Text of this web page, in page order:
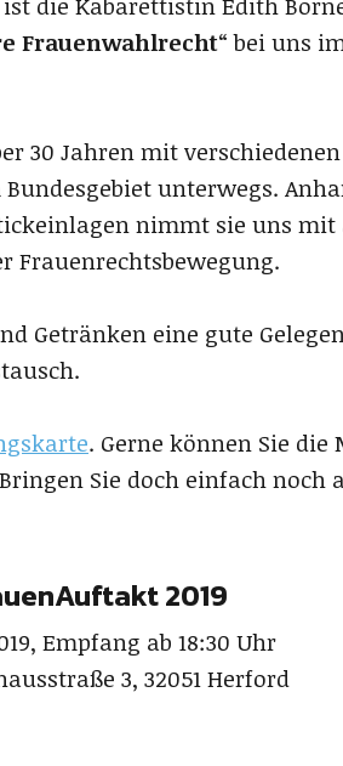
ist die Kabarettistin Edith
Frauenwahlrecht“ bei uns
30 Jahren mit verschiedenen
unterwegs.
nimmt sie uns mit
Frauenrechtsbewegung.
Getränken eine gute
. Gerne können Sie die
Sie doch einfach noch
2019
Empfang ab 18:30 Uhr
3, 32051 Herford